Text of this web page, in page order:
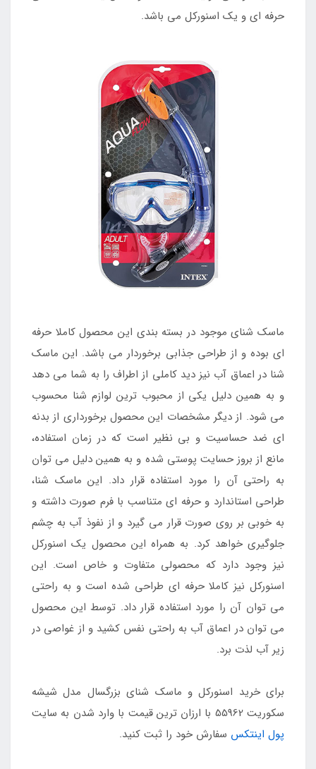
حرفه ای و یک اسنورکل می باشد.
ماسک شنای موجود در بسته بندی این محصول کاملا حرفه
ای بوده و از طراحی جذابی برخوردار می باشد. این ماسک
شنا در اعماق آب نیز دید کاملی از اطراف را به شما می دهد
و به همین دلیل یکی از محبوب ترین لوازم شنا محسوب
می شود. از دیگر مشخصات این محصول برخورداری از بدنه
ای ضد حساسیت و بی نظیر است که در زمان استفاده،
مانع از بروز حسایت پوستی شده و به همین دلیل می توان
به راحتی آن را مورد استفاده قرار داد. این ماسک شنا،
طراحی استاندارد و حرفه ای متناسب با فرم صورت داشته و
به خوبی بر روی صورت قرار می گیرد و از نفوذ آب به چشم
جلوگیری خواهد کرد. به همراه این محصول یک اسنورکل
نیز وجود دارد که محصولی متفاوت و خاص است. این
اسنورکل نیز کاملا حرفه ای طراحی شده است و به راحتی
می توان آن را مورد استفاده قرار داد. توسط این محصول
می توان در اعماق آب به راحتی نفس کشید و از غواصی در
زیر آب لذت برد.
برای خرید اسنورکل و ماسک شنای بزرگسال مدل شیشه
سکوریت 55962 با ارزان ترین قیمت با وارد شدن به سایت
پول اینتکس سفارش خود را ثبت کنید.